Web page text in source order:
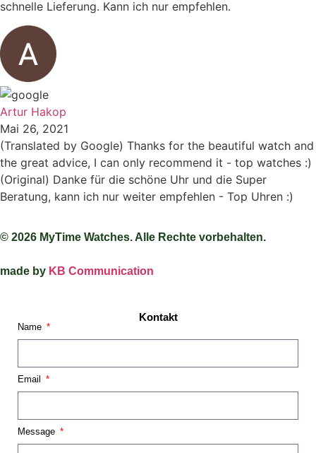
schnelle Lieferung. Kann ich nur empfehlen.
Artur Hakop
Mai 26, 2021
(Translated by Google) Thanks for the beautiful watch and
the great advice, I can only recommend it - top watches :)
(Original) Danke für die schöne Uhr und die Super
Beratung, kann ich nur weiter empfehlen - Top Uhren :)
© 2026 MyTime Watches. Alle Rechte vorbehalten.
made by KB Communication
Kontakt
Name
Email
Message